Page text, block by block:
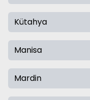
Kütahya
Manisa
Mardin